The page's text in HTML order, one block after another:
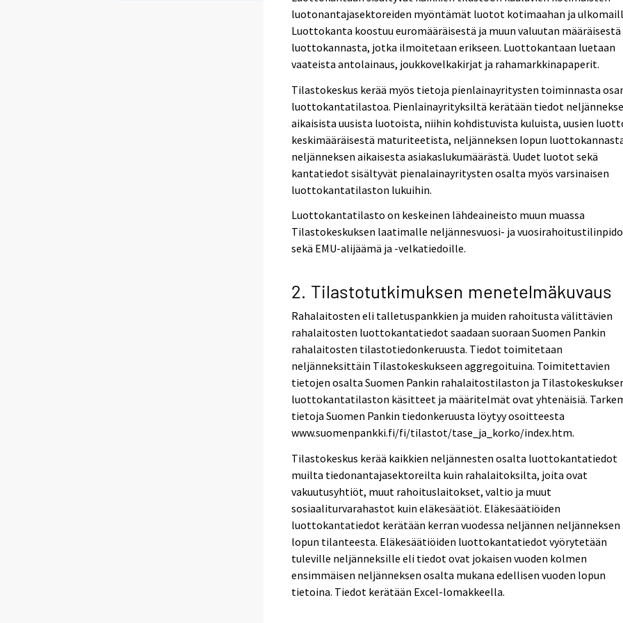
luotonantajasektoreiden myöntämät luotot kotimaahan ja
Luottokanta koostuu euromääräisestä ja muun valuutan määräisestä
luottokannasta, jotka ilmoitetaan erikseen. Luottokantaan luetaan
vaateista antolainaus, joukkovelkakirjat ja rahamarkkinapaperit.
Tilastokeskus kerää myös tietoja pienlainayritysten toiminnasta
luottokantatilastoa. Pienlainayrityksiltä kerätään tiedot
aikaisista uusista luotoista, niihin kohdistuvista kuluista, uusien
keskimääräisestä maturiteetista, neljänneksen lopun
neljänneksen aikaisesta asiakaslukumäärästä. Uudet luotot sekä
kantatiedot sisältyvät pienalainayritysten osalta myös varsinaisen
luottokantatilaston lukuihin.
Luottokantatilasto on keskeinen lähdeaineisto muun muassa
Tilastokeskuksen laatimalle neljännesvuosi- ja
sekä EMU-alijäämä ja -velkatiedoille.
2. Tilastotutkimuksen menetelmäkuvaus
Rahalaitosten eli talletuspankkien ja muiden rahoitusta välittävien
rahalaitosten luottokantatiedot saadaan suoraan Suomen Pankin
rahalaitosten tilastotiedonkeruusta. Tiedot toimitetaan
neljänneksittäin Tilastokeskukseen aggregoituina. Toimitettavien
tietojen osalta Suomen Pankin rahalaitostilaston ja
luottokantatilaston käsitteet ja määritelmät ovat yhtenäisiä.
tietoja Suomen Pankin tiedonkeruusta löytyy osoitteesta
www.suomenpankki.fi/fi/tilastot/tase_ja_korko/index.htm.
Tilastokeskus kerää kaikkien neljännesten osalta luottokantatiedot
muilta tiedonantajasektoreilta kuin rahalaitoksilta, joita ovat
vakuutusyhtiöt, muut rahoituslaitokset, valtio ja muut
sosiaaliturvarahastot kuin eläkesäätiöt. Eläkesäätiöiden
luottokantatiedot kerätään kerran vuodessa neljännen neljänneksen
lopun tilanteesta. Eläkesäätiöiden luottokantatiedot vyörytetään
tuleville neljänneksille eli tiedot ovat jokaisen vuoden kolmen
ensimmäisen neljänneksen osalta mukana edellisen vuoden lopun
tietoina. Tiedot kerätään Excel-lomakkeella.